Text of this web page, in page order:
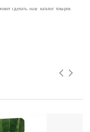
сделать наш каталог товаров